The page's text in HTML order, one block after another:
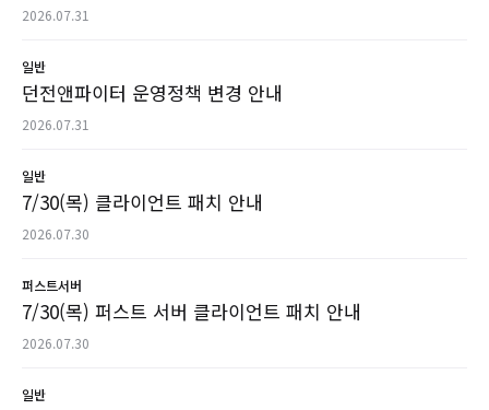
2026.07.31
일반
던전앤파이터 운영정책 변경 안내
2026.07.31
일반
7/30(목) 클라이언트 패치 안내
2026.07.30
퍼스트서버
7/30(목) 퍼스트 서버 클라이언트 패치 안내
2026.07.30
일반